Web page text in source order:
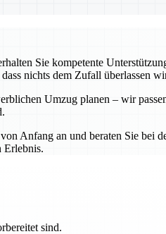
Sie kompetente
nichts dem Zufall überlassen
Umzug planen – wir
Anfang an und beraten Sie bei
Erlebnis.
sind.